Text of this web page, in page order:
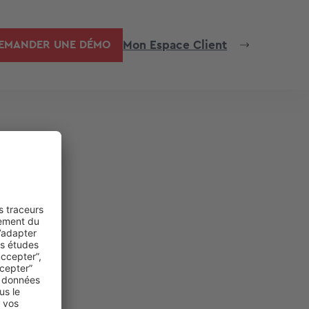
UNE DÉMO Mon Espace Client